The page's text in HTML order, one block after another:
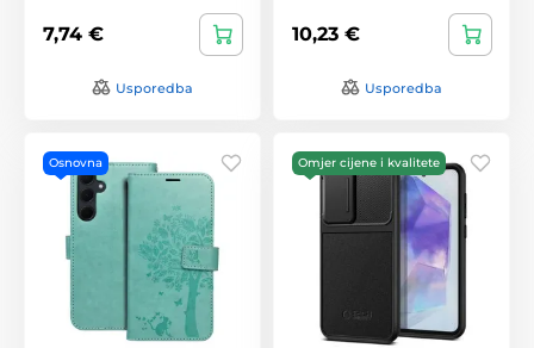
7,74 €
Usporedba
10,23 €
Usporedba
Osnovna Omjer cijene i kvalitete